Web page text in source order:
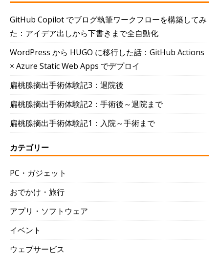
GitHub Copilot でブログ執筆ワークフローを構築してみ
た：アイデア出しから下書きまで全自動化
WordPress から HUGO に移行した話：GitHub Actions
× Azure Static Web Apps でデプロイ
扁桃腺摘出手術体験記3：退院後
扁桃腺摘出手術体験記2：手術後～退院まで
扁桃腺摘出手術体験記1：入院～手術まで
カテゴリー
PC・ガジェット
おでかけ・旅行
アプリ・ソフトウェア
イベント
ウェブサービス